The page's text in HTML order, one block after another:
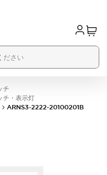
チ
・表示灯
ARNS3-2222-20100201B